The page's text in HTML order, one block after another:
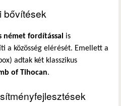
bővítések
német fordítással
is
a közösség elérését. Emellett a
adtak két klasszikus
of Tihocan.